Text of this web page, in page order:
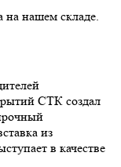
на нашем складе.
СТК создал
из
в качестве